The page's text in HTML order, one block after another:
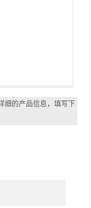
细的产品信息，填写下